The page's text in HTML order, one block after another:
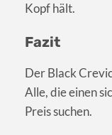
Kopf hält.
Fazit
Der Black
Alle, die einen
Preis suchen.